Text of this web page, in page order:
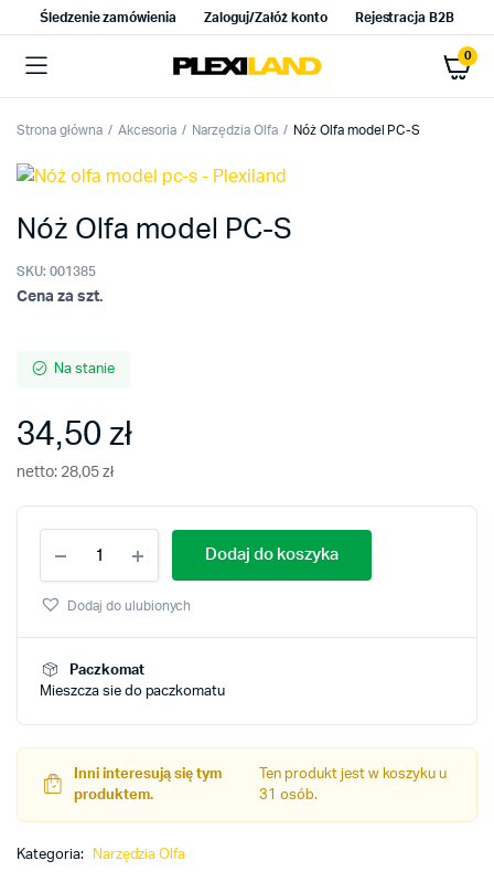
Śledzenie zamówienia Zaloguj/Załóż konto Rejestracja B2B
0
Strona główna Akcesoria Narzędzia Olfa Nóż Olfa model PC-S
Nóż Olfa model PC-S
SKU: 001385
Cena za szt.
Na stanie
34,50zł
netto: 28,05 zł
Olfa
model
PC-
Dodaj do koszyka
Dodaj do ulubionych
Paczkomat
Mieszcza sie do paczkomatu
Inni interesują się tym
produktem.
Ten produkt jest w koszyku u
31 osób.
Kategoria: Narzędzia Olfa